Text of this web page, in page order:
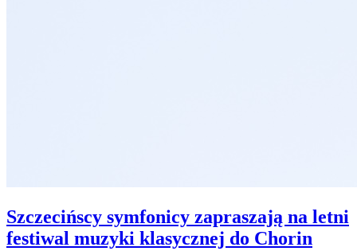
Szczecińscy symfonicy zapraszają na letni
festiwal muzyki klasycznej do Chorin